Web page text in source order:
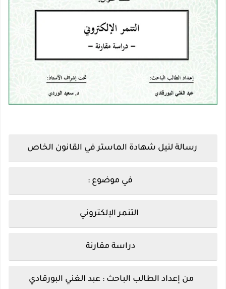
رسالة لنيل شهادة الماستر في القانون الخاص
في موضوع :
التنمر الإلكتروني
دراسة مقارنة
من إعداد الطالب الباحث : عبد الغني البورقادي